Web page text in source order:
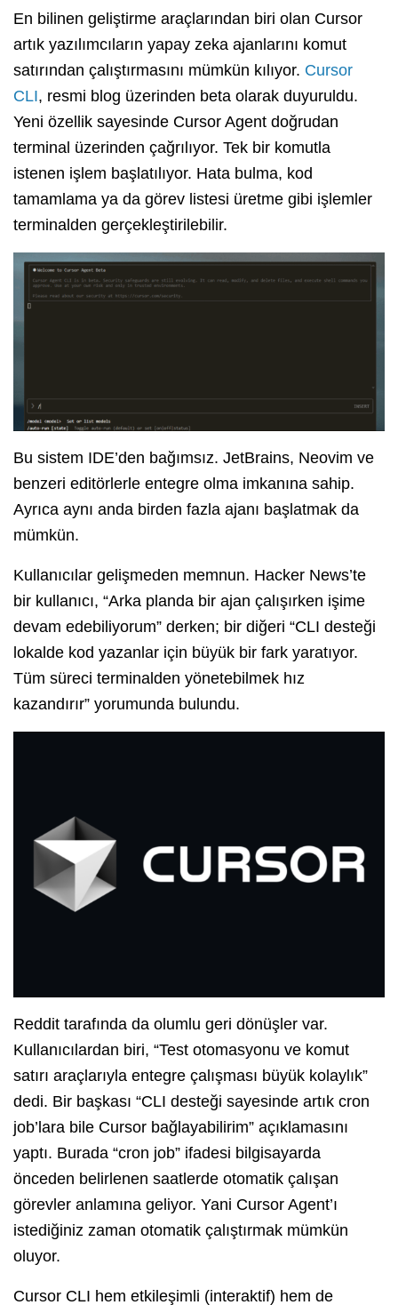
En bilinen geliştirme araçlarından biri olan Cursor
artık yazılımcıların yapay zeka ajanlarını komut
satırından çalıştırmasını mümkün kılıyor. Cursor
CLI, resmi blog üzerinden beta olarak duyuruldu.
Yeni özellik sayesinde Cursor Agent doğrudan
terminal üzerinden çağrılıyor. Tek bir komutla
istenen işlem başlatılıyor. Hata bulma, kod
tamamlama ya da görev listesi üretme gibi işlemler
terminalden gerçekleştirilebilir.
Bu sistem IDE’den bağımsız. JetBrains, Neovim ve
benzeri editörlerle entegre olma imkanına sahip.
Ayrıca aynı anda birden fazla ajanı başlatmak da
mümkün.
Kullanıcılar gelişmeden memnun. Hacker News’te
bir kullanıcı, “Arka planda bir ajan çalışırken işime
devam edebiliyorum” derken; bir diğeri “CLI desteği
lokalde kod yazanlar için büyük bir fark yaratıyor.
Tüm süreci terminalden yönetebilmek hız
kazandırır” yorumunda bulundu.
Reddit tarafında da olumlu geri dönüşler var.
Kullanıcılardan biri, “Test otomasyonu ve komut
satırı araçlarıyla entegre çalışması büyük kolaylık”
dedi. Bir başkası “CLI desteği sayesinde artık cron
job’lara bile Cursor bağlayabilirim” açıklamasını
yaptı. Burada “cron job” ifadesi bilgisayarda
önceden belirlenen saatlerde otomatik çalışan
görevler anlamına geliyor. Yani Cursor Agent’ı
istediğiniz zaman otomatik çalıştırmak mümkün
oluyor.
Cursor CLI hem etkileşimli (interaktif) hem de